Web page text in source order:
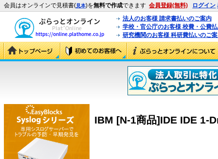
会員はオンラインで見積書(見本)を無料で作成できます 会員登録(無料) ログイン
法人のお客様 請求書払いのご案内
学校・官公庁のお客様 校費・公費
研究機関のお客様 科研費払いのご
IBM [N-1商品]IDE IDE 1-